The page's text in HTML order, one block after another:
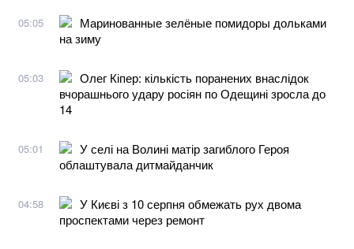
05:05
Маринованные зелёные помидоры дольками
на зиму
05:03
Олег Кіпер: кількість поранених внаслідок
вчорашнього удару росіян по Одещині зросла до
14
05:01
У селі на Волині матір загиблого Героя
облаштувала дитмайданчик
04:58
У Києві з 10 серпня обмежать рух двома
проспектами через ремонт